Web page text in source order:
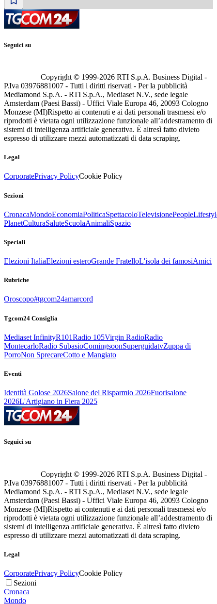
Seguici su
Copyright © 1999-2026 RTI S.p.A. Business Digital -
P.Iva 03976881007 - Tutti i diritti riservati - Per la pubblicità
Mediamond S.p.A. - RTI S.p.A., Mediaset N.V., sede legale
Amsterdam (Paesi Bassi) - Uffici Viale Europa 46, 20093 Cologno
Monzese (MI)Rispetto ai contenuti e ai dati personali trasmessi e/o
riprodotti è vietata ogni utilizzazione funzionale all’addestramento di
sistemi di intelligenza artificiale generativa. È altresì fatto divieto
espresso di utilizzare mezzi automatizzati di data scraping.
Legal
CorporatePrivacy PolicyCookie Policy
Sezioni
CronacaMondoEconomiaPoliticaSpettacoloTelevisionePeople
PlanetCulturaSaluteScuolaAnimaliSpazio
Speciali
Elezioni ItaliaElezioni esteroGrande FratelloL'isola dei famosiAmici
Rubriche
Oroscopo#tgcom24amarcord
Tgcom24 Consiglia
Mediaset InfinityR101Radio 105Virgin RadioRadio
MontecarloRadio SubasioComingsoonSuperguidatvZuppa di
PorroNon SprecareCotto e Mangiato
Eventi
Identità Golose 2026Salone del Risparmio 2026Fuorisalone
2026L'Artigiano in Fiera 2025
Seguici su
Copyright © 1999-2026 RTI S.p.A. Business Digital -
P.Iva 03976881007 - Tutti i diritti riservati - Per la pubblicità
Mediamond S.p.A. - RTI S.p.A., Mediaset N.V., sede legale
Amsterdam (Paesi Bassi) - Uffici Viale Europa 46, 20093 Cologno
Monzese (MI)Rispetto ai contenuti e ai dati personali trasmessi e/o
riprodotti è vietata ogni utilizzazione funzionale all’addestramento di
sistemi di intelligenza artificiale generativa. È altresì fatto divieto
espresso di utilizzare mezzi automatizzati di data scraping.
Legal
CorporatePrivacy PolicyCookie Policy
Sezioni
Cronaca
Mondo